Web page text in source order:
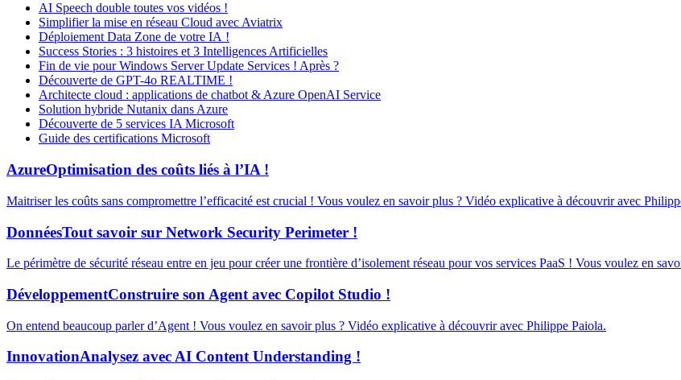
AI Speech double toutes vos vidéos !
Simplifier la mise en réseau Cloud avec Aviatrix
Déploiement Data Zone de votre IA !
Success Stories : 3 histoires et 3 Intelligences Artificielles
Fin de vie pour Windows Server Update Services ! Après ?
Découverte de GPT-4o REALTIME !
Architecte cloud : applications de chatbot & Azure OpenAI Service
Solution hybride Nutanix dans Azure
Découverte de 5 services IA Microsoft
Guide des certifications Microsoft
AzureOptimisation des coûts liés à l’IA !
Maitriser les coûts sans compromettre l’efficacité est crucial ! Vous voulez en savoir plus ? Vidéo explicative à découvrir avec
DonnéesTout savoir sur Network Security Perimeter !
Le périmètre de sécurité réseau entre en jeu pour créer une frontière d’isolement réseau pour vos services PaaS ! Vous voulez en
DéveloppementConstruire son Agent avec Copilot Studio !
On entend beaucoup parler d’Agent ! Vous voulez en savoir plus ? Vidéo explicative à découvrir avec Philippe Paiola.
InnovationAnalysez avec AI Content Understanding !